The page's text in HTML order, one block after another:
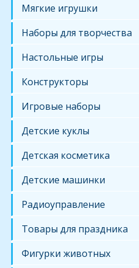
Мягкие игрушки
Наборы для творчества
Настольные игры
Конструкторы
Игровые наборы
Детские куклы
Детская косметика
Детские машинки
Радиоуправление
Товары для праздника
Фигурки животных